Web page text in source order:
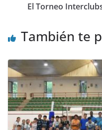
El Torneo
También te